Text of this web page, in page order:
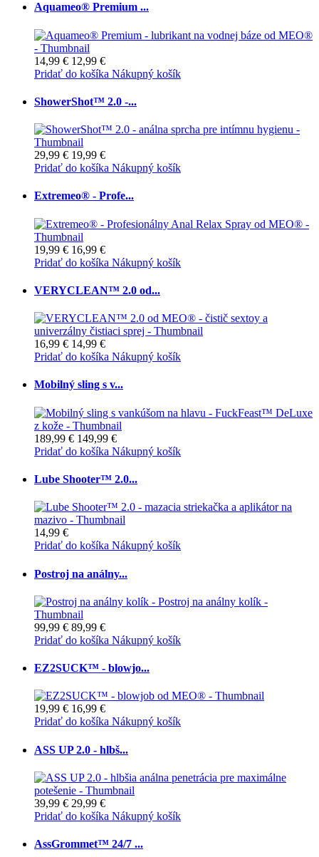
Aquameo® Premium ...
14,99 € 12,99 €
Pridať do košíka Nákupný košík
ShowerShot™ 2.0 -...
29,99 € 19,99 €
Pridať do košíka Nákupný košík
Extremeo® - Profe...
19,99 € 16,99 €
Pridať do košíka Nákupný košík
VERYCLEAN™ 2.0 od...
16,99 € 14,99 €
Pridať do košíka Nákupný košík
Mobilný sling s v...
189,99 € 149,99 €
Pridať do košíka Nákupný košík
Lube Shooter™ 2.0...
14,99 €
Pridať do košíka Nákupný košík
Postroj na análny...
99,99 € 89,99 €
Pridať do košíka Nákupný košík
EZ2SUCK™ - blowjo...
19,99 € 16,99 €
Pridať do košíka Nákupný košík
ASS UP 2.0 - hlbš...
39,99 € 29,99 €
Pridať do košíka Nákupný košík
AssGrommet™ 24/7 ...